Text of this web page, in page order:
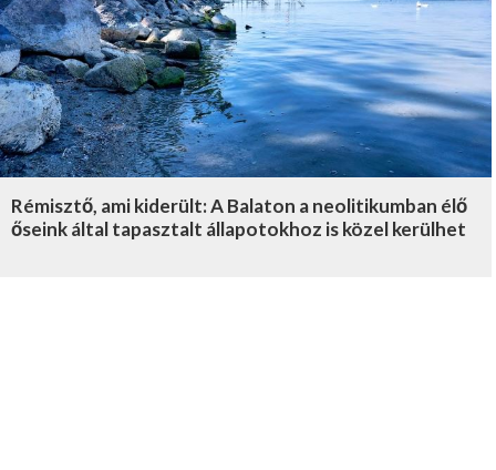
Rémisztő, ami kiderült: A Balaton a neolitikumban élő
őseink által tapasztalt állapotokhoz is közel kerülhet